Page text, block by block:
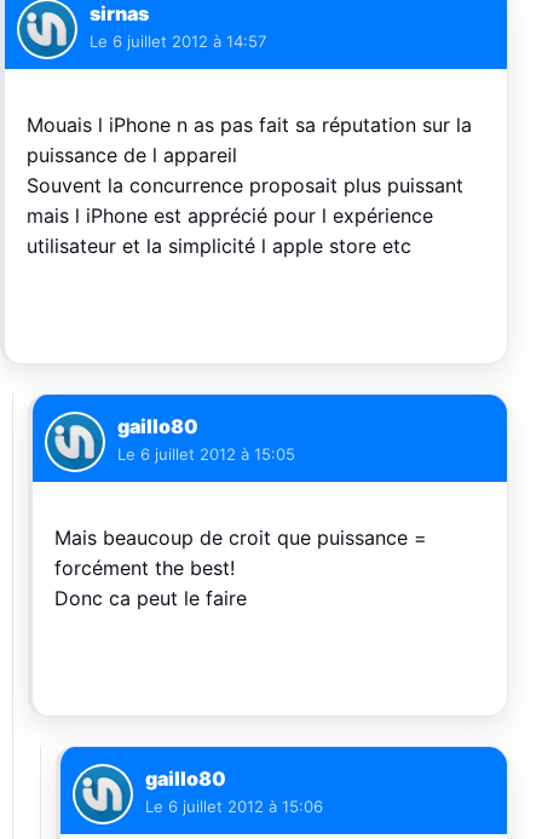
sirnas
Le 6 juillet 2012 à 14:57
Mouais l iPhone n as pas fait sa réputation sur la
puissance de l appareil
Souvent la concurrence proposait plus puissant
mais l iPhone est apprécié pour l expérience
utilisateur et la simplicité l apple store etc
gaillo80
Le 6 juillet 2012 à 15:05
Mais beaucoup de croit que puissance =
forcément the best!
Donc ca peut le faire
gaillo80
Le 6 juillet 2012 à 15:06